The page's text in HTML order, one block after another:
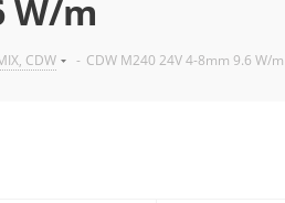
W/m
CDW - CDW M240 24V 4-8mm 9.6 W/m